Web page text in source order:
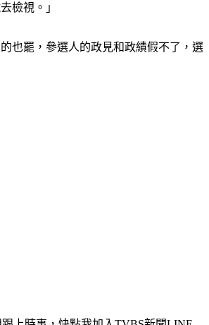
檢視。」
也罷，參選人的政見和政績假不了，選